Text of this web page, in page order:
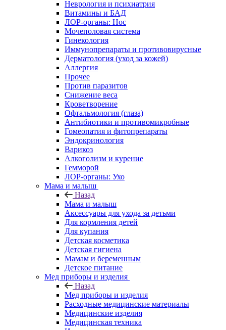
Неврология и психиатрия
Витамины и БАД
ЛОР-органы: Нос
Мочеполовая система
Гинекология
Иммунопрепараты и противовирусные
Дерматология (уход за кожей)
Аллергия
Прочее
Против паразитов
Снижение веса
Кроветворение
Офтальмология (глаза)
Антибиотики и противомикробные
Гомеопатия и фитопрепараты
Эндокринология
Варикоз
Алкоголизм и курение
Гемморой
ЛОР-органы: Ухо
Мама и малыш
Назад
Мама и малыш
Аксессуары для ухода за детьми
Для кормления детей
Для купания
Детская косметика
Детская гигиена
Мамам и беременным
Детское питание
Мед приборы и изделия
Назад
Мед приборы и изделия
Расходные медицинские материалы
Медицинские изделия
Медицинская техника